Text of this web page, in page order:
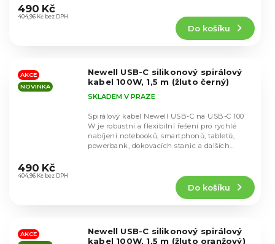
hodnocení
produktu
hvězdiček.
404,96 Kč bez DPH
490 Kč
Do košíku
AKCE
NOVINKA
Newell USB-C silikonový spirálový
kabel 100W, 1,5 m (žluto černý)
hodnocení
produktu
hvězdiček.
SKLADEM V PRAZE
404,96 Kč bez DPH
490 Kč
Do košíku
Spirálový kabel Newell USB-C na USB-C 100
W je robustní a flexibilní řešení pro rychlé
nabíjení notebooků, smartphonů, tabletů,
powerbank, dokovacích stanic a dalších
AKCE
Newell USB-C silikonový spirálový
kabel 100W, 1,5 m (žluto oranžový)